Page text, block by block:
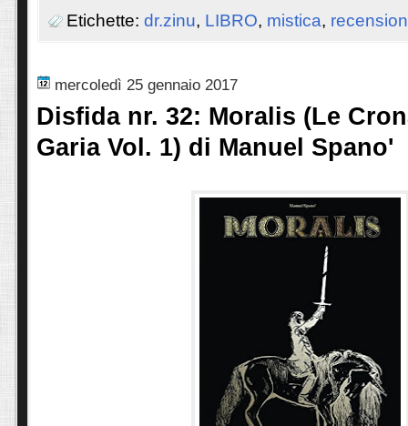
Etichette: dr.zinu, LIBRO, mistica,
mercoledì 25 gennaio 2017
Disfida nr. 32: Moralis (Le
Garia Vol. 1) di Manuel Spano'